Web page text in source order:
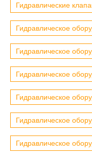
Гидравлические
Гидравлическое
Гидравлическое
Гидравлическое
Гидравлическое
Гидравлическое
Гидравлическое